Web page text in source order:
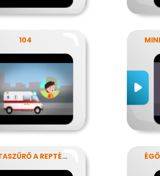
104
TÉSZTASZŰRŐ A REPTÉREN